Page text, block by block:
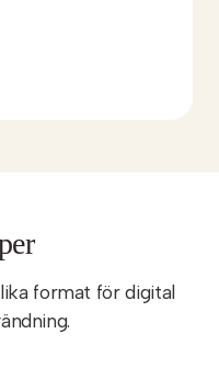
format för digital